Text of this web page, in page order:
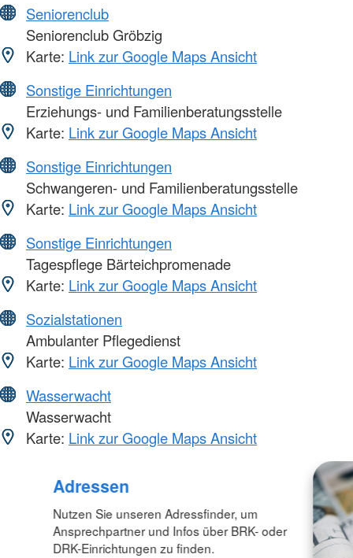
Seniorenclub
Seniorenclub Gröbzig
Karte: Link zur Google Maps Ansicht
Sonstige Einrichtungen
Erziehungs- und Familienberatungsstelle
Karte: Link zur Google Maps Ansicht
Sonstige Einrichtungen
Schwangeren- und Familienberatungsstelle
Karte: Link zur Google Maps Ansicht
Sonstige Einrichtungen
Tagespflege Bärteichpromenade
Karte: Link zur Google Maps Ansicht
Sozialstationen
Ambulanter Pflegedienst
Karte: Link zur Google Maps Ansicht
Wasserwacht
Wasserwacht
Karte: Link zur Google Maps Ansicht
Adressen
Nutzen Sie unseren Adressfinder, um
Ansprechpartner und Infos über BRK- oder
DRK-Einrichtungen zu finden.